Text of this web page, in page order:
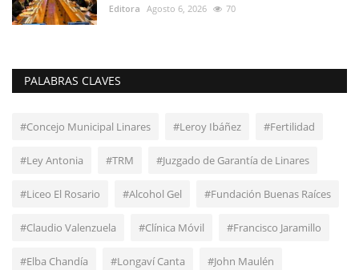
Editora Agosto 6, 2026 70
PALABRAS CLAVES
#Concejo Municipal Linares #Leroy Ibáñez #Fertilidad
#Ley Antonia #TRM #Juzgado de Garantía de Linares
#Liceo El Rosario #Alcohol Gel #Fundación Buenas Raíces
#Claudio Valenzuela #Clínica Móvil #Francisco Jaramillo
#Elba Chandía #Longaví Canta #John Maulén